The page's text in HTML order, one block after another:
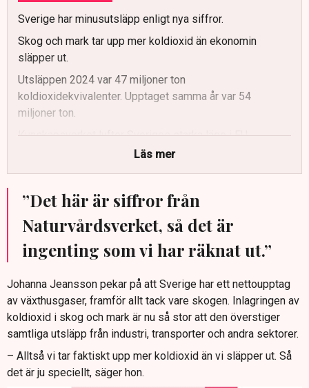
Sverige har minusutsläpp enligt nya siffror.
Skog och mark tar upp mer koldioxid än ekonomin
släpper ut.
Utsläppen 2024 var 47 miljoner ton
koldioxidekvivalenter. Upptaget samma år var 54
miljoner ton.
Kunskapsverket lyfter Sveriges starka läge i EU.
Samtidigt betonas behovet av balans i skogsbruket.
Läs mer
”Det här är siffror från
Naturvårdsverket, så det är
ingenting som vi har räknat ut.”
Johanna Jeansson pekar på att Sverige har ett nettoupptag
av växthusgaser, framför allt tack vare skogen. Inlagringen av
koldioxid i skog och mark är nu så stor att den överstiger
samtliga utsläpp från industri, transporter och andra sektorer.
– Alltså vi tar faktiskt upp mer koldioxid än vi släpper ut. Så
det är ju speciellt, säger hon.